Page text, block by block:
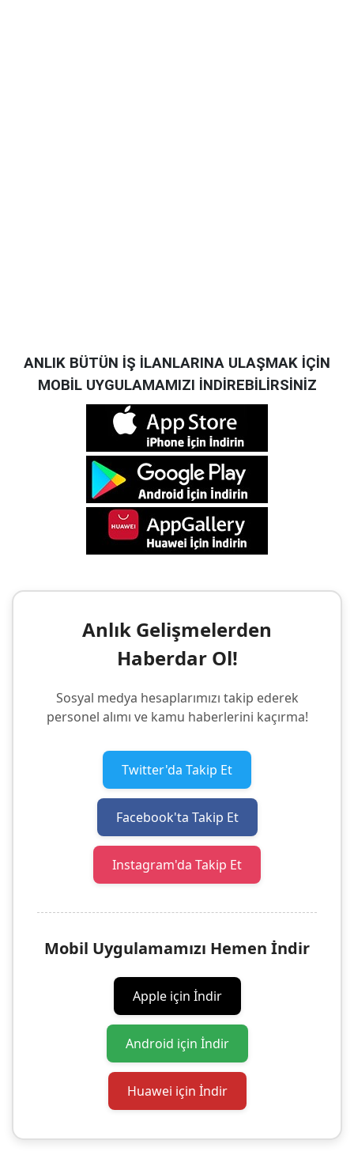
ANLIK BÜTÜN İŞ İLANLARINA ULAŞMAK İÇİN
MOBİL UYGULAMAMIZI İNDİREBİLİRSİNİZ
Anlık Gelişmelerden
Haberdar Ol!
Sosyal medya hesaplarımızı takip ederek
personel alımı ve kamu haberlerini kaçırma!
Twitter'da Takip Et
Facebook'ta Takip Et
Instagram'da Takip Et
Mobil Uygulamamızı Hemen İndir
Apple için İndir
Android için İndir
Huawei için İndir